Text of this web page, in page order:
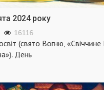
2024 року
16116
(свято Вогню, «Свіччине
День